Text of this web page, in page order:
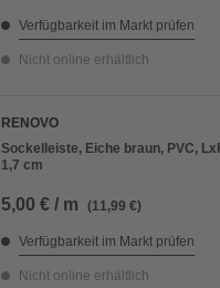
Verfügbarkeit im Markt prüfen
Nicht online erhältlich
RENOVO
Sockelleiste, Eiche braun, PVC,
1,7 cm
5,00 € / m (11,99 €)
Verfügbarkeit im Markt prüfen
Nicht online erhältlich